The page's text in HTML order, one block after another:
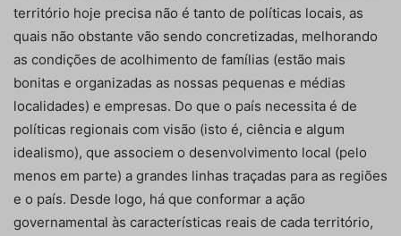
território hoje precisa não é tanto de políticas locais, as
quais não obstante vão sendo concretizadas, melhorando
as condições de acolhimento de famílias (estão mais
bonitas e organizadas as nossas pequenas e médias
localidades) e empresas. Do que o país necessita é de
políticas regionais com visão (isto é, ciência e algum
idealismo), que associem o desenvolvimento local (pelo
menos em parte) a grandes linhas traçadas para as regiões
e o país. Desde logo, há que conformar a ação
governamental às características reais de cada território,